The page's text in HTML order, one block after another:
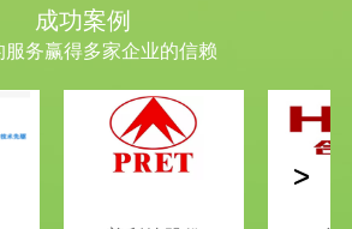
成功案例
服务赢得多家企业的信赖
>